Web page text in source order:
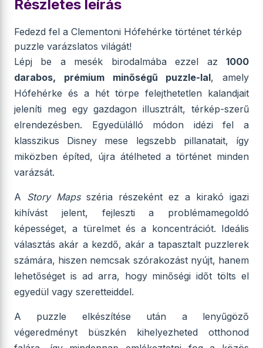
Részletes leírás
Fedezd fel a Clementoni Hófehérke történet térkép
puzzle varázslatos világát!
Lépj be a mesék birodalmába ezzel az 1000
darabos, prémium minőségű puzzle-lal, amely
Hófehérke és a hét törpe felejthetetlen kalandjait
jeleníti meg egy gazdagon illusztrált, térkép-szerű
elrendezésben. Egyedülálló módon idézi fel a
klasszikus Disney mese legszebb pillanatait, így
miközben építed, újra átélheted a történet minden
varázsát.
A Story Mapsszéria részeként ez a kirakó igazi
kihívást jelent, fejleszti a problémamegoldó
képességet, a türelmet és a koncentrációt. Ideális
választás akár a kezdő, akár a tapasztalt puzzlerek
számára, hiszen nemcsak szórakozást nyújt, hanem
lehetőséget is ad arra, hogy minőségi időt tölts el
egyedül vagy szeretteiddel.
A puzzle elkészítése után a lenyűgöző
végeredményt büszkén kihelyezheted otthonod